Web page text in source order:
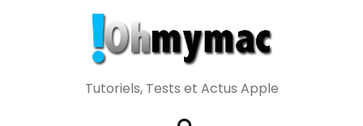
Tutoriels, Tests et Actus Apple